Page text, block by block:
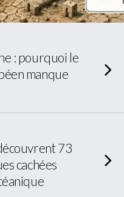
: pourquoi le
manque
73
cachées